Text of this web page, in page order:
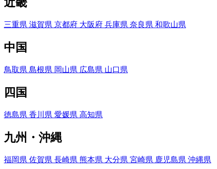
近畿
三重県 滋賀県 京都府 大阪府 兵庫県 奈良県 和歌山県
中国
鳥取県 島根県 岡山県 広島県 山口県
四国
徳島県 香川県 愛媛県 高知県
九州・沖縄
福岡県 佐賀県 長崎県 熊本県 大分県 宮崎県 鹿児島県 沖縄県